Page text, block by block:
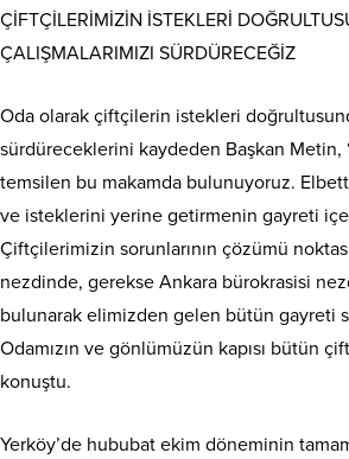
ÇİFTÇİLERİMİZİN İSTEKLERİ
ÇALIŞMALARIMIZI SÜRDÜRECEĞİZ
Oda olarak çiftçilerin istekleri
sürdüreceklerini kaydeden Başkan
temsilen bu makamda bulunuyoruz.
ve isteklerini yerine getirmenin gayreti
Çiftçilerimizin sorunlarının çözümü
nezdinde, gerekse Ankara bürokrasisi
bulunarak elimizden gelen bütün gayreti
Odamızın ve gönlümüzün kapısı bütün
konuştu.
Yerköy’de hububat ekim döneminin